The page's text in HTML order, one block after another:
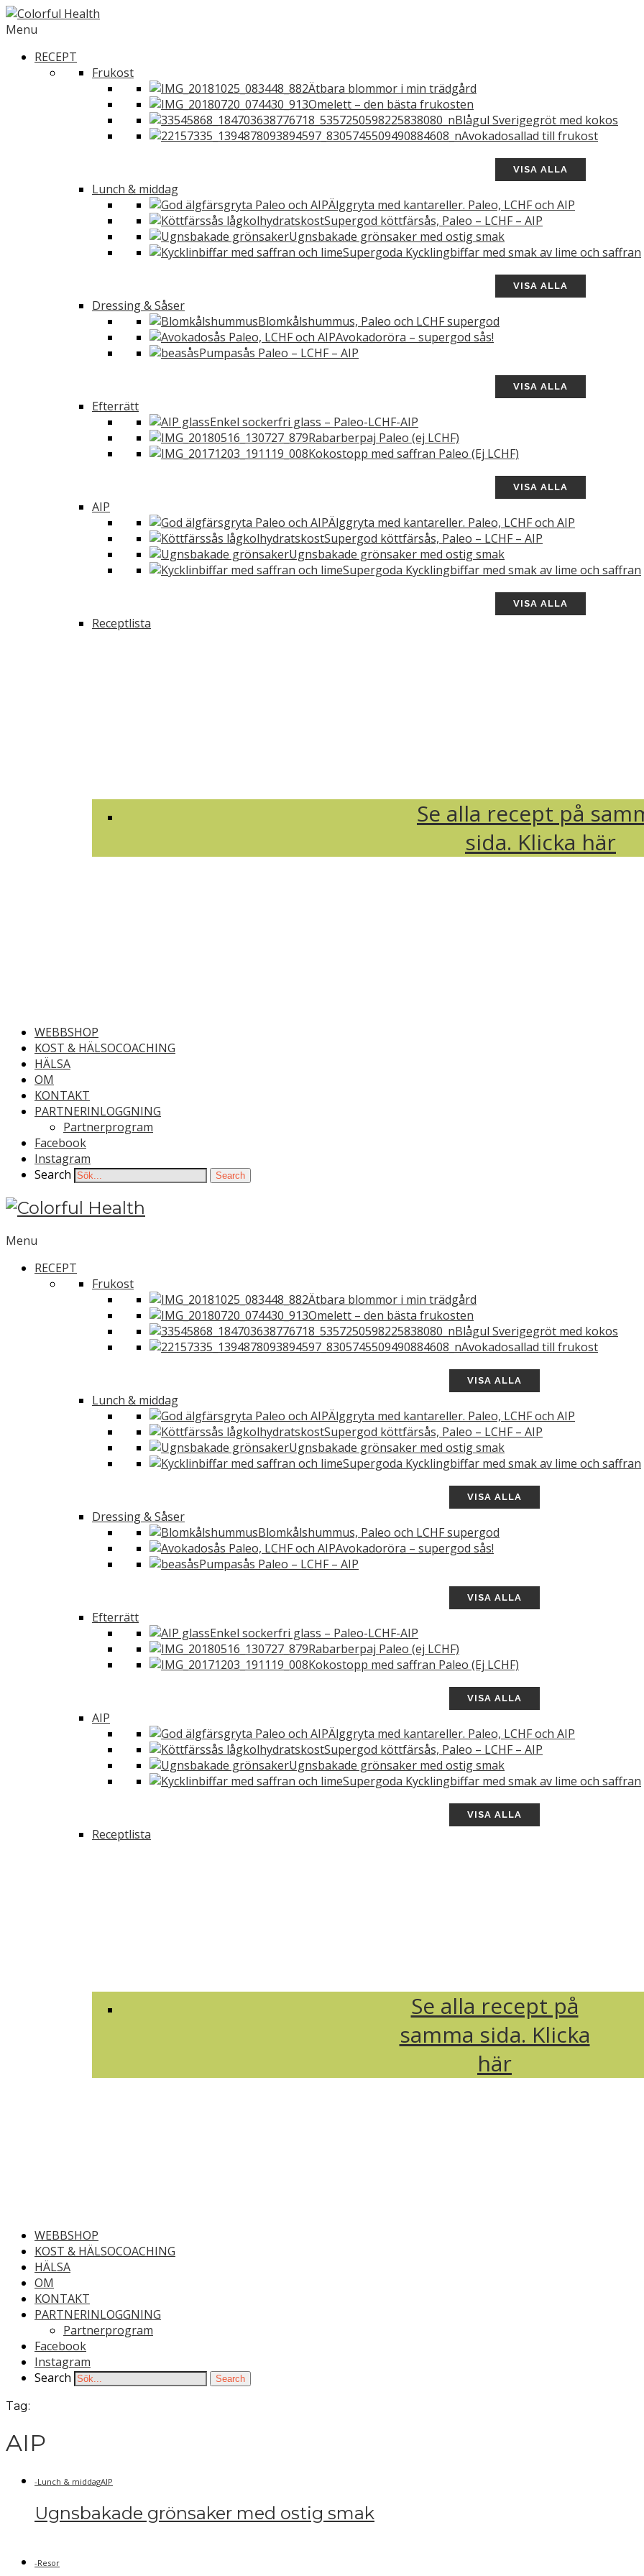
Menu
RECEPT
Frukost
Ätbara blommor i min trädgård
Omelett – den bästa frukosten
Blågul Sverigegröt med kokos
Avokadosallad till frukost
VISA ALLA
Lunch & middag
Älggryta med kantareller. Paleo, LCHF och AIP
Supergod köttfärsås, Paleo – LCHF – AIP
Ugnsbakade grönsaker med ostig smak
Supergoda Kycklingbiffar med smak av lime och saffran
VISA ALLA
Dressing & Såser
Blomkålshummus, Paleo och LCHF supergod
Avokadoröra – supergod sås!
Pumpasås Paleo – LCHF – AIP
VISA ALLA
Efterrätt
Enkel sockerfri glass – Paleo-LCHF-AIP
Rabarberpaj Paleo (ej LCHF)
Kokostopp med saffran Paleo (Ej LCHF)
VISA ALLA
AIP
Älggryta med kantareller. Paleo, LCHF och AIP
Supergod köttfärsås, Paleo – LCHF – AIP
Ugnsbakade grönsaker med ostig smak
Supergoda Kycklingbiffar med smak av lime och saffran
VISA ALLA
Receptlista
Se alla recept på
sida. Klicka här
WEBBSHOP
KOST & HÄLSOCOACHING
HÄLSA
OM
KONTAKT
PARTNERINLOGGNING
Partnerprogram
Facebook
Instagram
Search
Search
Menu
RECEPT
Frukost
Ätbara blommor i min trädgård
Omelett – den bästa frukosten
Blågul Sverigegröt med kokos
Avokadosallad till frukost
VISA ALLA
Lunch & middag
Älggryta med kantareller. Paleo, LCHF och AIP
Supergod köttfärsås, Paleo – LCHF – AIP
Ugnsbakade grönsaker med ostig smak
Supergoda Kycklingbiffar med smak av lime och saffran
VISA ALLA
Dressing & Såser
Blomkålshummus, Paleo och LCHF supergod
Avokadoröra – supergod sås!
Pumpasås Paleo – LCHF – AIP
VISA ALLA
Efterrätt
Enkel sockerfri glass – Paleo-LCHF-AIP
Rabarberpaj Paleo (ej LCHF)
Kokostopp med saffran Paleo (Ej LCHF)
VISA ALLA
AIP
Älggryta med kantareller. Paleo, LCHF och AIP
Supergod köttfärsås, Paleo – LCHF – AIP
Ugnsbakade grönsaker med ostig smak
Supergoda Kycklingbiffar med smak av lime och saffran
VISA ALLA
Receptlista
Se alla recept på
samma sida. Klicka
här
WEBBSHOP
KOST & HÄLSOCOACHING
HÄLSA
OM
KONTAKT
PARTNERINLOGGNING
Partnerprogram
Facebook
Instagram
Search
Search
Tag:
AIP
-Lunch & middagAIP
Ugnsbakade grönsaker med ostig smak
-Resor